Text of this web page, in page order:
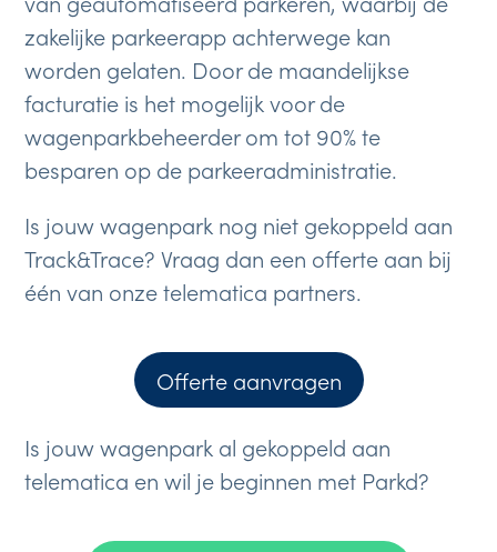
zakelijke parkeerapp achterwege kan
worden gelaten. Door de maandelijkse
facturatie is het mogelijk voor de
wagenparkbeheerder om tot 90% te
besparen op de parkeeradministratie.
Is jouw wagenpark nog niet gekoppeld aan
Track&Trace? Vraag dan een offerte aan bij
één van onze telematica partners.
Offerte aanvragen
Is jouw wagenpark al gekoppeld aan
telematica en wil je beginnen met Parkd?